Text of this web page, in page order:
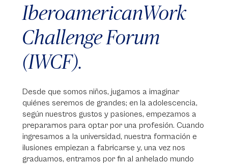
IberoamericanWork
Challenge Forum
(IWCF).
Desde que somos niños, jugamos a imaginar
quiénes seremos de grandes; en la adolescencia,
según nuestros gustos y pasiones, empezamos a
prepararnos para optar por una profesión. Cuando
ingresamos a la universidad, nuestra formación e
ilusiones empiezan a fabricarse y, una vez nos
graduamos, entramos por fin al anhelado mundo